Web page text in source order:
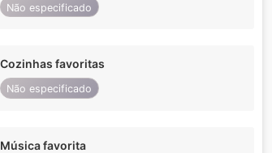
Não especificado
Cozinhas favoritas
Não especificado
Música favorita